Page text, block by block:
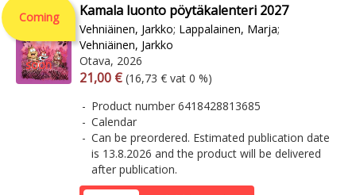
Coming
soon
Kamala luonto pöytäkalenteri 2027
Vehniäinen, Jarkko; Lappalainen, Marja;
Vehniäinen, Jarkko
Otava, 2026
Arvonlisäverollinen hinta
21,00 € Excl. vat
(16,73 € vat 0 %)
Product number 6418428813685
Calendar
Can be preordered. Estimated publication date
is 13.8.2026 and the product will be delivered
after publication.